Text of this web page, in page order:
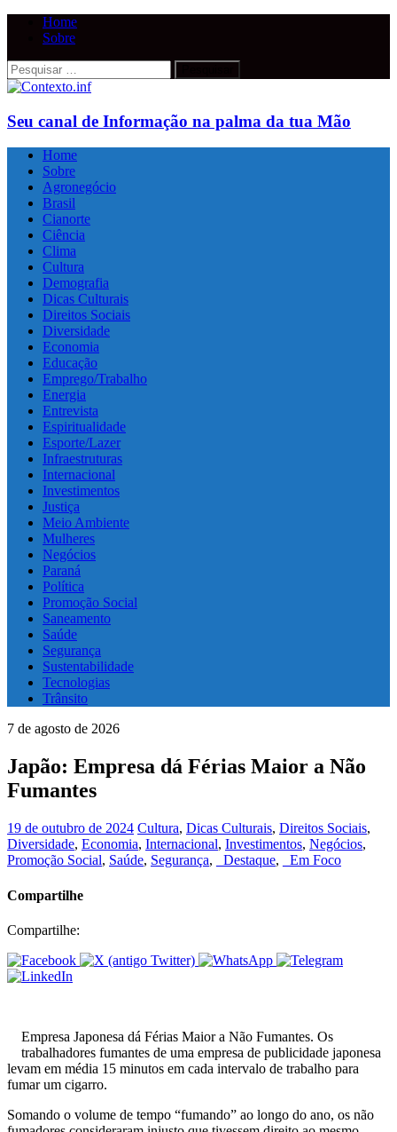
Home
Sobre
Pesquisar
por:
Seu canal de Informação na palma da tua Mão
Home
Sobre
Agronegócio
Brasil
Cianorte
Ciência
Clima
Cultura
Demografia
Dicas Culturais
Direitos Sociais
Diversidade
Economia
Educação
Emprego/Trabalho
Energia
Entrevista
Espiritualidade
Esporte/Lazer
Infraestruturas
Internacional
Investimentos
Justiça
Meio Ambiente
Mulheres
Negócios
Paraná
Política
Promoção Social
Saneamento
Saúde
Segurança
Sustentabilidade
Tecnologias
Trânsito
7 de agosto de 2026
Japão: Empresa dá Férias Maior a Não
Fumantes
19 de outubro de 2024 Cultura, Dicas Culturais, Direitos Sociais,
Diversidade, Economia, Internacional, Investimentos, Negócios,
Promoção Social, Saúde, Segurança, _Destaque, _Em Foco
Compartilhe
Compartilhe:
Empresa Japonesa dá Férias Maior a Não Fumantes. Os
trabalhadores fumantes de uma empresa de publicidade japonesa
levam em média 15 minutos em cada intervalo de trabalho para
fumar um cigarro.
Somando o volume de tempo “fumando” ao longo do ano, os não